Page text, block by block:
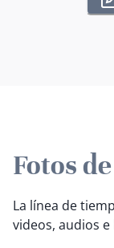
Fotos
La línea de
videos, audios